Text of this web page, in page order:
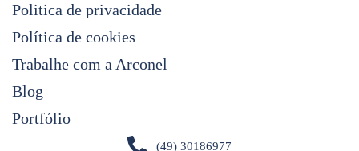
Politica de privacidade
Política de cookies
Trabalhe com a Arconel
Blog
Portfólio
(49) 30186977